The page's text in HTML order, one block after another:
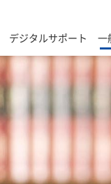
デジタルサポート 一